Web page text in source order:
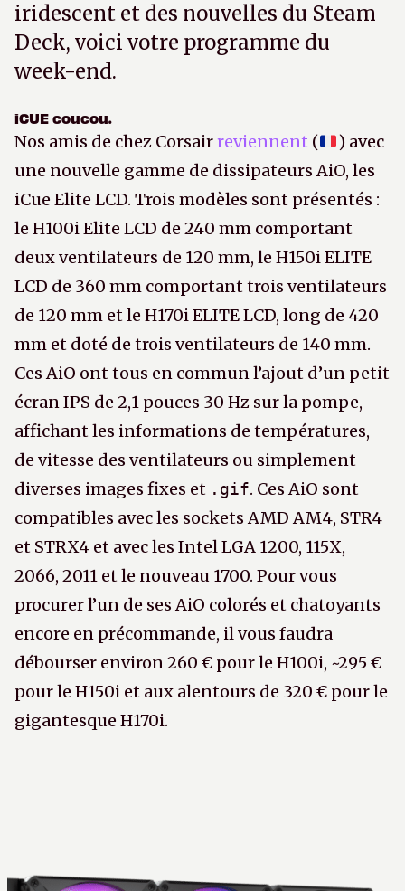
iridescent et des nouvelles du Steam
Deck, voici votre programme du
week-end.
iCUE coucou.
Nos amis de chez Corsairreviennent (
) avec
une nouvelle gamme de dissipateurs AiO, les
iCue Elite LCD. Trois modèles sont présentés :
le H100i Elite LCD de 240 mm comportant
deux ventilateurs de 120 mm, le H150i ELITE
LCD de 360 mm comportant trois ventilateurs
de 120 mm et le H170i ELITE LCD, long de 420
mm et doté de trois ventilateurs de 140 mm.
Ces AiO ont tous en commun l’ajout d’un petit
écran IPS de 2,1 pouces 30 Hz sur la pompe,
affichant les informations de températures,
de vitesse des ventilateurs ou simplement
diverses images fixes et .gif. Ces AiO sont
compatibles avec les sockets AMD AM4, STR4
et STRX4 et avec les Intel LGA 1200, 115X,
2066, 2011 et le nouveau 1700. Pour vous
procurer l’un de ses AiO colorés et chatoyants
encore en précommande, il vous faudra
débourser environ 260 € pour le H100i, ~295 €
pour le H150i et aux alentours de 320 € pour le
gigantesque H170i.